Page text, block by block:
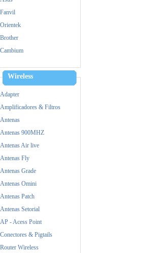
Fanvil
Orientek
Brother
Cambium
DellWireless
Adapter
Amplificadores & Filtros
Antenas
Antenas 900MHZ
Antenas Air live
Antenas Fly
Antenas Grade
Antenas Omini
Antenas Patch
Antenas Setorial
AP - Acess Point
Conectores & Pigtails
Router Wireless